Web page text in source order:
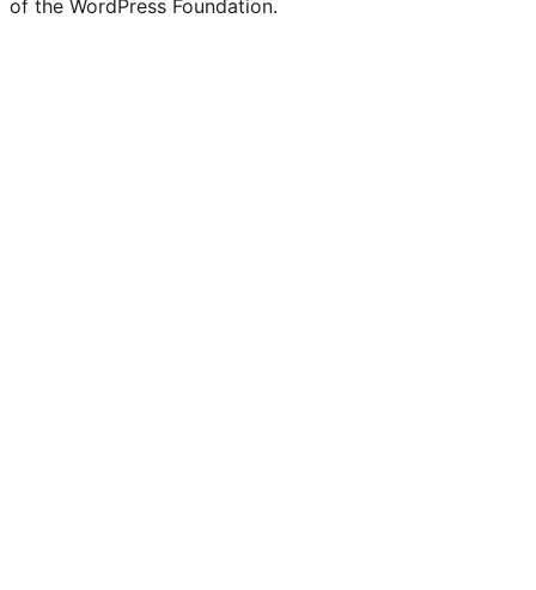
of the WordPress Foundation.